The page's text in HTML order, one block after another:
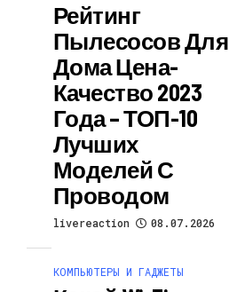
Рейтинг
Пылесосов Для
Дома Цена-
Качество 2023
Года – ТОП-10
Лучших
Моделей С
Проводом
livereaction 08.07.2026
КОМПЬЮТЕРЫ И ГАДЖЕТЫ